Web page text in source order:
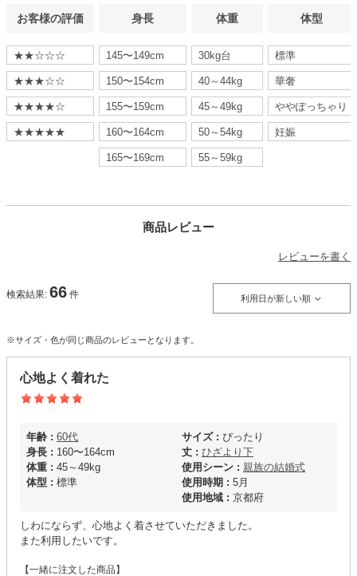
お客様の評価
★★☆☆☆
★★★☆☆
★★★★☆
★★★★★
身長
145〜149cm
150〜154cm
155〜159cm
160〜164cm
165〜169cm
体重
30kg台
40～44kg
45～49kg
50～54kg
55～59kg
体型
標準
華奢
ややぽっちゃり
妊娠
商品レビュー
レビューを書く
検索結果: 66 件 利用日が新しい順
※サイズ・色が同じ商品のレビューとなります。
心地よく着れた
年齢 : 60代
身長 : 160〜164cm
体重 : 45～49kg
体型 : 標準
サイズ : ぴったり
丈 : ひざより下
使用シーン : 親族の結婚式
使用時期 : 5月
使用地域 : 京都府
しわにならず、心地よく着させていただきました。
また利用したいです。
【一緒に注文した商品】